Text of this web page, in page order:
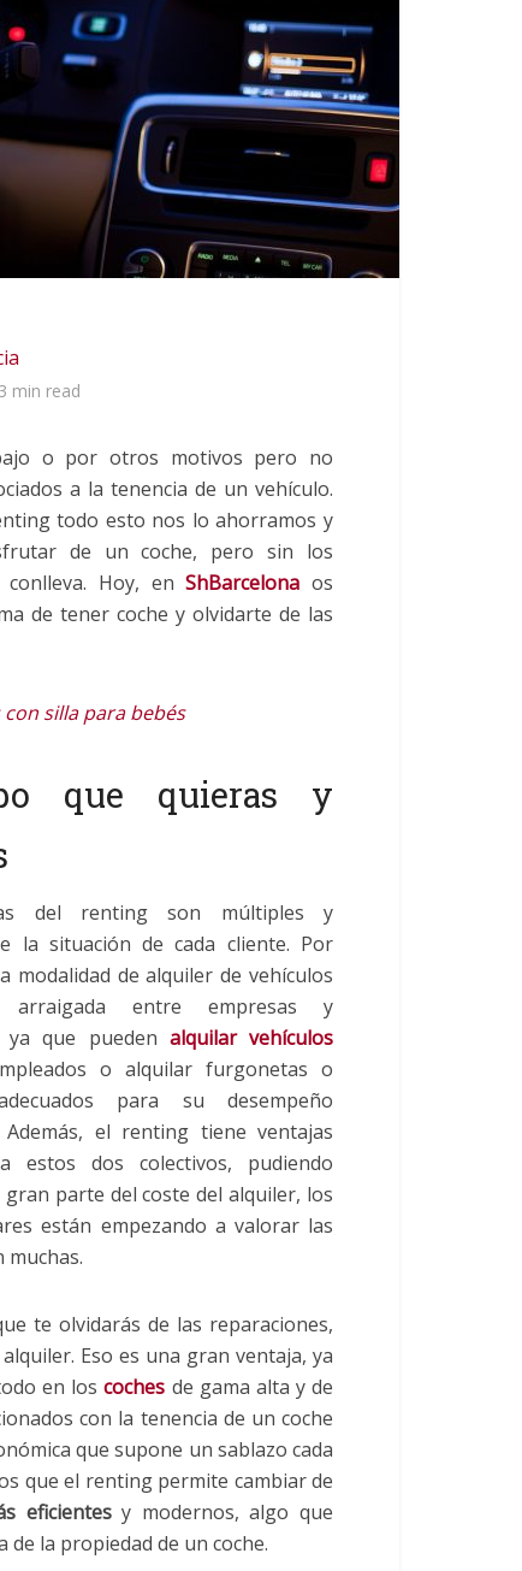
3 min read
o por otros motivos pero no
a la tenencia de un vehículo.
todo esto nos lo ahorramos y
de un coche, pero sin los
conlleva. Hoy, enShBarcelona os
de tener coche y olvidarte de las
silla para bebés
que quieras y
del renting son múltiples y
la situación de cada cliente. Por
modalidad de alquiler de vehículos
entre empresas y
ya que pueden alquilar vehículos
o alquilar furgonetas o
para su desempeño
Además, el renting tiene ventajas
estos dos colectivos, pudiendo
gran parte del coste del alquiler, los
están empezando a valorar las
muchas.
te olvidarás de las reparaciones,
Eso es una gran ventaja, ya
en loscoches de gama alta y de
con la tenencia de un coche
que supone un sablazo cada
que el renting permite cambiar de
eficientesy modernos, algo que
la propiedad de un coche.